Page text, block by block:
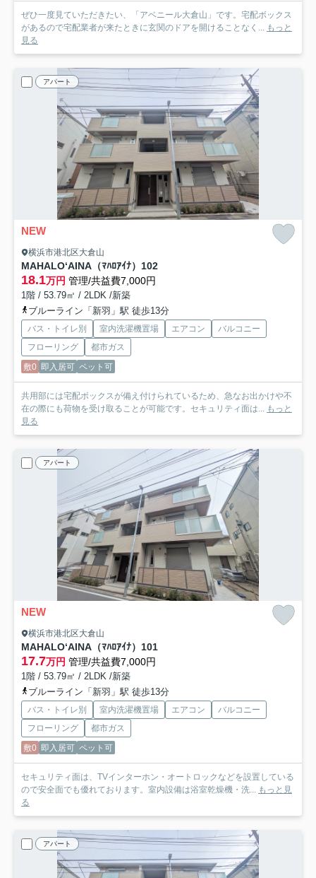
ぜひ一度見ていただきたい、「アベニール大倉山」です。宅配ボックス
があるので宅配業者が来たときに玄関のドアを開けることなく... もっと
見る
アパート
NEW
横浜市港北区大倉山
MAHALO‘AINA（ﾏﾊﾛｱｲﾅ） 102
18.1万円 管理/共益費7,000円
1階 / 53.79㎡ / 2LDK /新築
ブルーライン「新羽」駅 徒歩13分
バス・トイレ別 室内洗濯機置場 エアコン
バルコニー
フローリング
都市ガス
敷0 即入居可 ペット可
共用部には宅配ボックスが備え付けられているため、急なお出かけや不
在の際にも荷物を受け取ることが可能です。セキュリティ面は... もっと
見る
アパート
NEW
横浜市港北区大倉山
MAHALO‘AINA（ﾏﾊﾛｱｲﾅ） 101
17.7万円 管理/共益費7,000円
1階 / 53.79㎡ / 2LDK /新築
ブルーライン「新羽」駅 徒歩13分
バス・トイレ別 室内洗濯機置場 エアコン
バルコニー
フローリング
都市ガス
敷0 即入居可 ペット可
セキュリティ面は、TVインターホン・オートロックなどを設置している
ので安全面でも優れております。室内設備は浴室乾燥機・洗... もっと見
る
アパート